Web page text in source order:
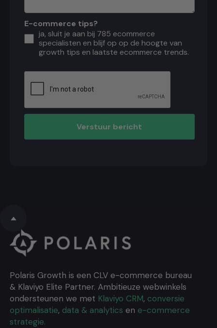
E-commerce tips?
ja, sluit je aan bij 785 ecommerce
specialisten en blijf op op de hoogte van
growth tips en laatste ecommerce trends.
Polaris Growth is een CLV e-commerce bureau
& Klaviyo Elite Partner. Ambitieuze webwinkels
ondersteunen we met Klaviyo CRM, conversie
optimalisatie, data & analytics en e-commerce
strategie.